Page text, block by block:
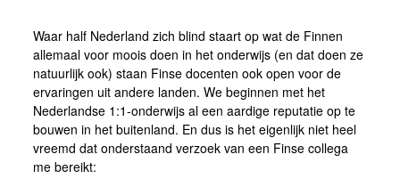
Waar half Nederland zich blind staart op wat de Finnen
allemaal voor moois doen in het onderwijs (en dat doen ze
natuurlijk ook) staan Finse docenten ook open voor de
ervaringen uit andere landen. We beginnen met het
Nederlandse 1:1-onderwijs al een aardige reputatie op te
bouwen in het buitenland. En dus is het eigenlijk niet heel
vreemd dat onderstaand verzoek van een Finse collega
me bereikt: